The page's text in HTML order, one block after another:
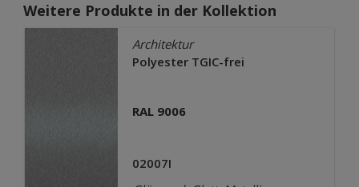
Weitere Produkte in der Kollektion
Architektur
Polyester TGIC-frei
RAL 9006
02007I